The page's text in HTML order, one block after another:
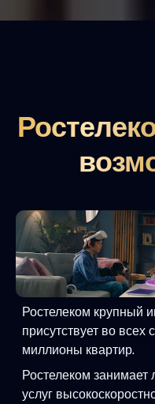
Ростелеком крупный
присутствует во всех
миллионы квартир.
Ростелеком
услуг